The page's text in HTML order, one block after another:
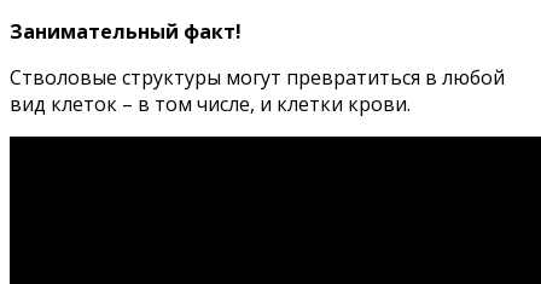
Занимательный факт!
Стволовые структуры могут превратиться в любой
вид клеток – в том числе, и клетки крови.